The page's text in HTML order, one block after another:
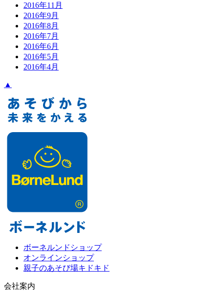
2016年11月
2016年9月
2016年8月
2016年7月
2016年6月
2016年5月
2016年4月
▲
ボーネルンドショップ
オンラインショップ
親子のあそび場キドキド
会社案内